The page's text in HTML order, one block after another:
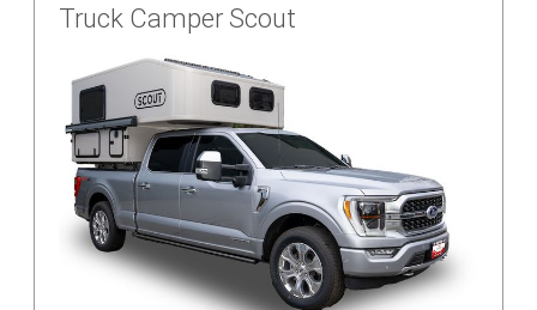
Truck Camper Scout